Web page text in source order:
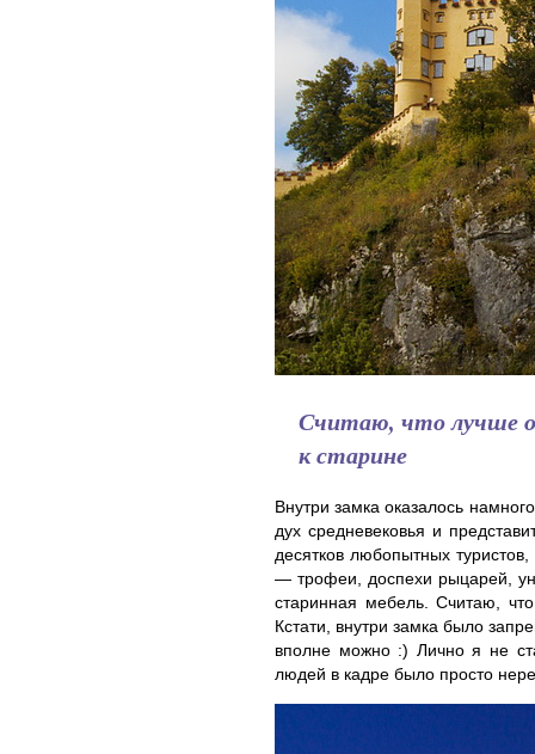
Считаю, что лучше
к старине
Внутри замка оказалось
дух средневековья и
десятков любопытных
— трофеи, доспехи рыцарей,
старинная мебель. Считаю,
Кстати, внутри замка было
вполне можно :) Лично я не
людей в кадре было просто